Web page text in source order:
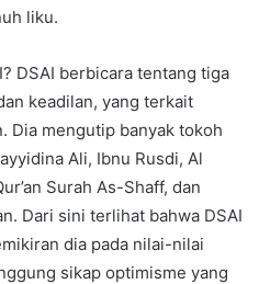
liku.
DSAI berbicara tentang tiga
keadilan, yang terkait
Dia mengutip banyak tokoh
Ali, Ibnu Rusdi, Al
Surah As-Shaff, dan
Dari sini terlihat bahwa DSAI
dia pada nilai-nilai
sikap optimisme yang